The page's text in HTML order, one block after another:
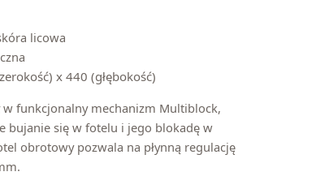
licowa
x 440 (głębokość)
w funkcjonalny mechanizm Multiblock,
bujanie się w fotelu i jego blokadę w
obrotowy pozwala na płynną regulację